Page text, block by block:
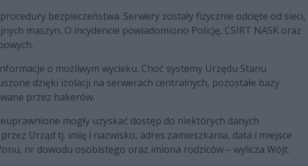
bezpieczeństwa. Serwery zostały fizycznie odcięte od sieci,
maszyn. O incydencie powiadomiono Policję, CSIRT NASK oraz
o możliwym wycieku. Choć systemy Urzędu Stanu
dzięki izolacji na serwerach centralnych, pozostałe bazy
przez hakerów.
mogły uzyskać dostęp do niektórych danych
Urząd tj. imię i nazwisko, adres zamieszkania, data i miejsce
nr dowodu osobistego oraz imiona rodziców – wylicza Wójt.